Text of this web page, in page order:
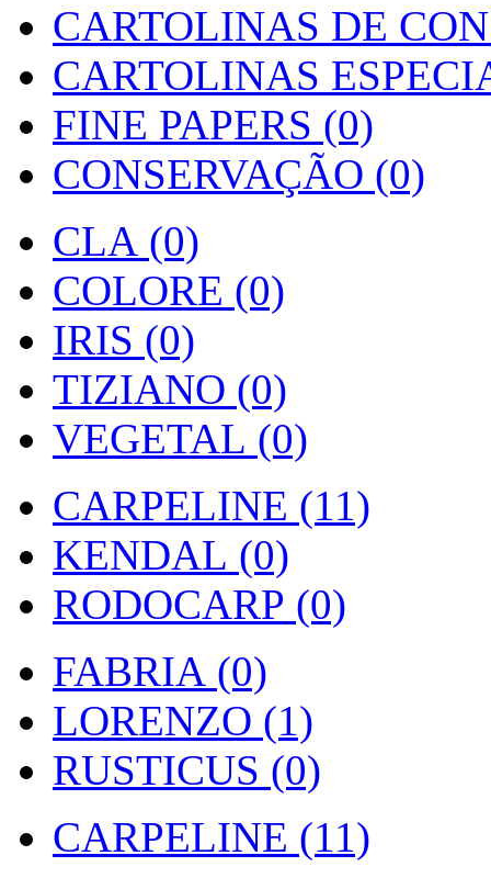
CARTOLINAS DE
CARTOLINAS
FINE PAPERS (0)
CONSERVAÇÃO (0)
CLA (0)
COLORE (0)
IRIS (0)
TIZIANO (0)
VEGETAL (0)
CARPELINE (11)
KENDAL (0)
RODOCARP (0)
FABRIA (0)
LORENZO (1)
RUSTICUS (0)
CARPELINE (11)